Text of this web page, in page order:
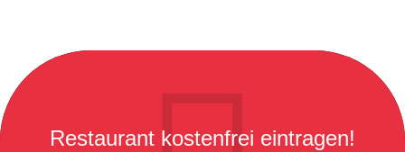
Restaurant kostenfrei eintragen!